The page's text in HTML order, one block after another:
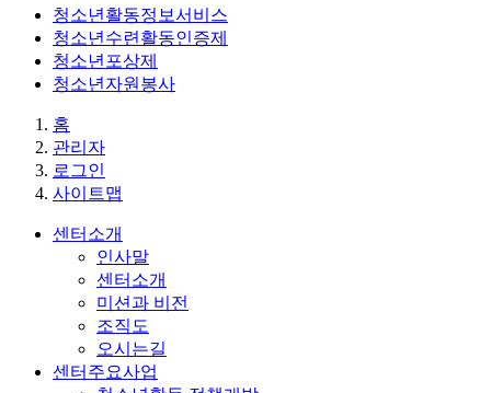
청소년활동정보서비스
청소년수련활동인증제
청소년포상제
청소년자원봉사
홈
관리자
로그인
사이트맵
센터소개
인사말
센터소개
미션과 비전
조직도
오시는길
센터주요사업